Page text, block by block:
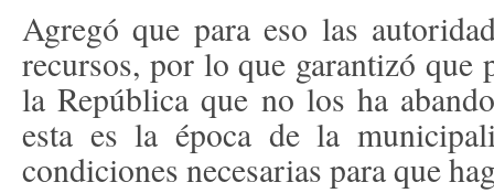
Agregó que para eso las
recursos, por lo que garantizó que
la República que no los ha
esta es la época de la
condiciones necesarias para que